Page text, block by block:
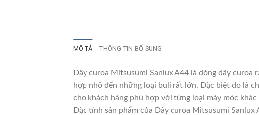
MÔ TẢ THÔNG TIN BỔ SUNG
Dây curoa Mitsusumi Sanlux A44 là dòng dây
hợp nhỏ đến những loại buli rất lớn. Đặc biệt do là
cho khách hàng phù hợp với từng loại máy móc khác
Đặc tính sản phẩm của Dây curoa Mitsusumi Sanlux